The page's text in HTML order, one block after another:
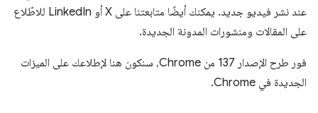
عند نشر فيديو جديد. يمكنك أيضًا متابعتنا على X أو LinkedIn للاطّلاع
على المقالات ومنشورات المدونة الجديدة.
فور طرح الإصدار 137 من Chrome، سنكون هنا لإطلاعك على الميزات
الجديدة في Chrome.